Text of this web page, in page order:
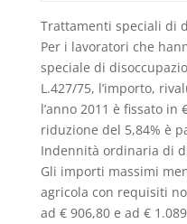
Trattamenti speciali di
Per i lavoratori che
speciale di
L.427/75, l’importo,
l’anno 2011 è fissato
riduzione del 5,84% è
Indennità ordinaria di
Gli importi massimi
agricola con requisiti
ad € 906,80 e ad €